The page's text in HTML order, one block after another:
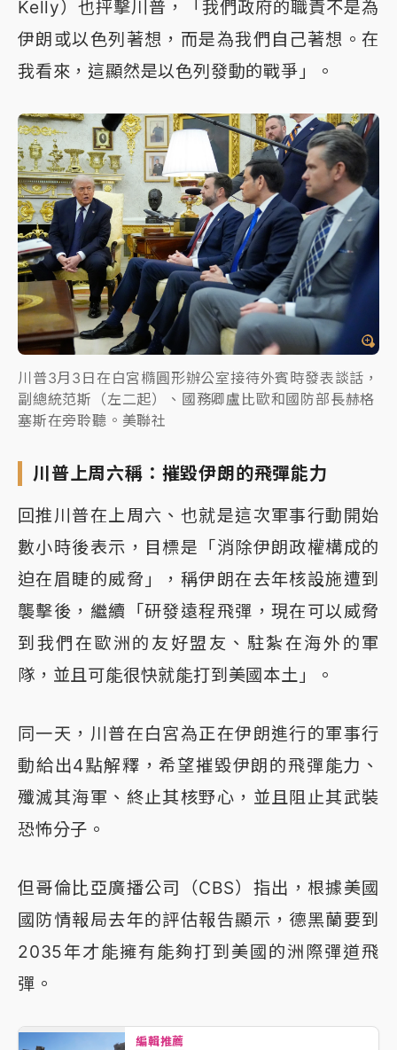
Kelly）也抨擊川普，「我們政府的職責不是為
伊朗或以色列著想，而是為我們自己著想。在
我看來，這顯然是以色列發動的戰爭」。
川普3月3日在白宮橢圓形辦公室接待外賓時發表談話，
副總統范斯（左二起）、國務卿盧比歐和國防部長赫格
塞斯在旁聆聽。美聯社
川普上周六稱：摧毀伊朗的飛彈能力
回推川普在上周六、也就是這次軍事行動開始
數小時後表示，目標是「消除伊朗政權構成的
迫在眉睫的威脅」，稱伊朗在去年核設施遭到
襲擊後，繼續「研發遠程飛彈，現在可以威脅
到我們在歐洲的友好盟友、駐紮在海外的軍
隊，並且可能很快就能打到美國本土」。
同一天，川普在白宮為正在伊朗進行的軍事行
動給出4點解釋，希望摧毀伊朗的飛彈能力、
殲滅其海軍、終止其核野心，並且阻止其武裝
恐怖分子。
但哥倫比亞廣播公司（CBS）指出，根據美國
國防情報局去年的評估報告顯示，德黑蘭要到
2035年才能擁有能夠打到美國的洲際彈道飛
彈。
編輯推薦